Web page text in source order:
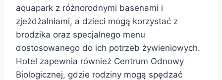
aquapark z różnorodnymi basenami i
zjeżdżalniami, a dzieci mogą korzystać z
brodzika oraz specjalnego menu
dostosowanego do ich potrzeb żywieniowych.
Hotel zapewnia również Centrum Odnowy
Biologicznej, gdzie rodziny mogą spędzać